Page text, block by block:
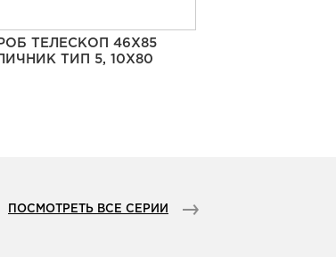
ТЕЛЕСКОП 46Х85
ТИП 5, 10Х80
ПОСМОТРЕТЬ ВСЕ СЕРИИ